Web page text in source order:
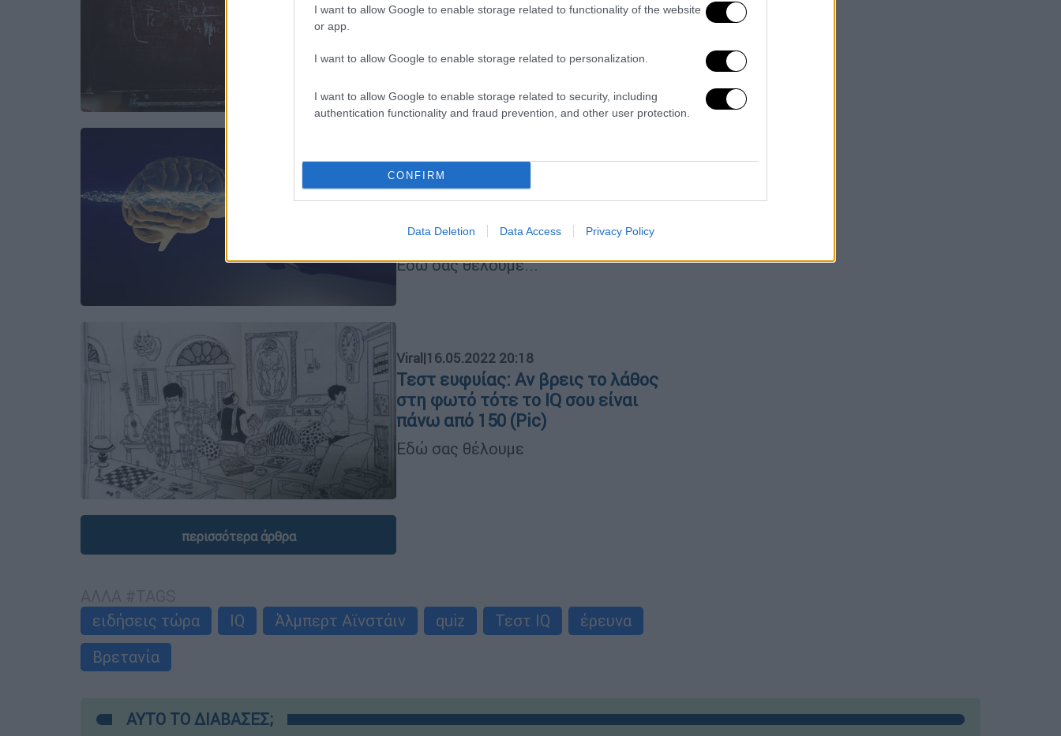
I want to allow Google to enable storage related to functionality of the website
or app.
I want to allow Google to enable storage related to personalization.
I want to allow Google to enable storage related to security, including
authentication functionality and fraud prevention, and other user protection.
CONFIRM
Data Deletion Data Access Privacy Policy
Αν απαντήσεις σωστά τότε το IQ
Για να σας δούμε...
Το πιο δύσκολο τεστ IQ: Αν
απαντήσεις σωστά στο γρίφο του
το 150
Εδώ σας θέλουμε...
Viral |16.05.2022 20:18
Τεστ ευφυίας: Αν βρεις το λάθος
στη φωτό τότε το IQ σου είναι
πάνω από 150 (Pic)
Εδώ σας θέλουμε
περισσότερα άρθρα
ειδήσεις τώρα
IQ Άλμπερτ Αϊνστάιν quiz Τεστ IQ
έρευνα
Βρετανία
ΑΥΤΟ ΤΟ ΔΙΑΒΑΣΕΣ;